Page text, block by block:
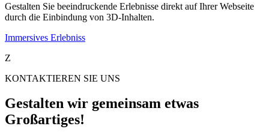
Gestalten Sie beeindruckende Erlebnisse direkt auf Ihrer Webseite
durch die Einbindung von 3D-Inhalten.
Immersives Erlebniss
Z
KONTAKTIEREN SIE UNS
Gestalten wir gemeinsam etwas
Großartiges!